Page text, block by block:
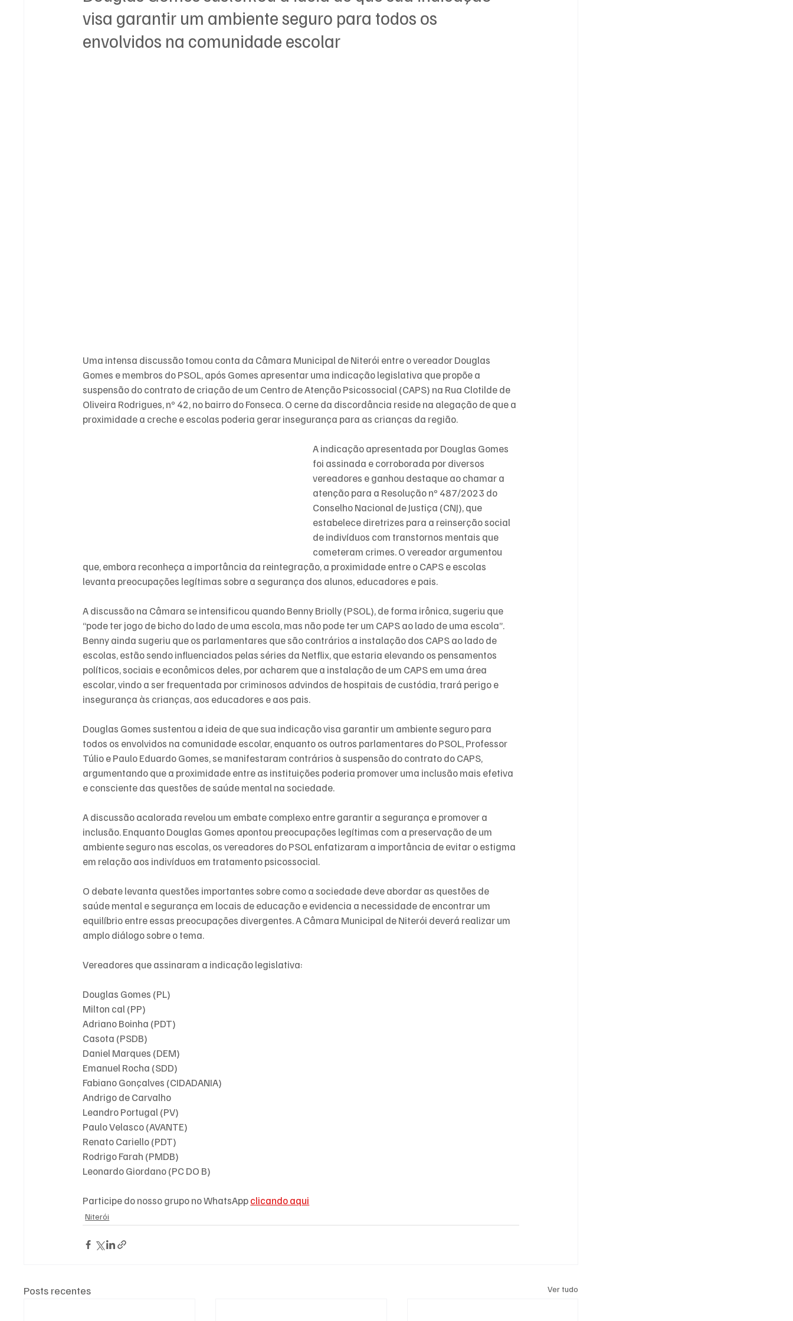
visa garantir um ambiente seguro para todos os
envolvidos na comunidade escolar
Uma intensa discussão tomou conta da Câmara Municipal de Niterói entre o vereador Douglas
Gomes e membros do PSOL, após Gomes apresentar uma indicação legislativa que propõe a
suspensão do contrato de criação de um Centro de Atenção Psicossocial (CAPS) na Rua Clotilde de
Oliveira Rodrigues, nº 42, no bairro do Fonseca. O cerne da discordância reside na alegação de que a
proximidade a creche e escolas poderia gerar insegurança para as crianças da região.
A indicação apresentada por Douglas Gomes
foi assinada e corroborada por diversos
vereadores e ganhou destaque ao chamar a
atenção para a Resolução nº 487/2023 do
Conselho Nacional de Justiça (CNJ), que
estabelece diretrizes para a reinserção social
de indivíduos com transtornos mentais que
cometeram crimes. O vereador argumentou
que, embora reconheça a importância da reintegração, a proximidade entre o CAPS e escolas
levanta preocupações legítimas sobre a segurança dos alunos, educadores e pais.
A discussão na Câmara se intensificou quando Benny Briolly (PSOL), de forma irônica, sugeriu que
“pode ter jogo de bicho do lado de uma escola, mas não pode ter um CAPS ao lado de uma escola”.
Benny ainda sugeriu que os parlamentares que são contrários a instalação dos CAPS ao lado de
escolas, estão sendo influenciados pelas séries da Netflix, que estaria elevando os pensamentos
políticos, sociais e econômicos deles, por acharem que a instalação de um CAPS em uma área
escolar, vindo a ser frequentada por criminosos advindos de hospitais de custódia, trará perigo e
insegurança às crianças, aos educadores e aos pais.
Douglas Gomes sustentou a ideia de que sua indicação visa garantir um ambiente seguro para
todos os envolvidos na comunidade escolar, enquanto os outros parlamentares do PSOL, Professor
Túlio e Paulo Eduardo Gomes, se manifestaram contrários à suspensão do contrato do CAPS,
argumentando que a proximidade entre as instituições poderia promover uma inclusão mais efetiva
e consciente das questões de saúde mental na sociedade.
A discussão acalorada revelou um embate complexo entre garantir a segurança e promover a
inclusão. Enquanto Douglas Gomes apontou preocupações legítimas com a preservação de um
ambiente seguro nas escolas, os vereadores do PSOL enfatizaram a importância de evitar o estigma
em relação aos indivíduos em tratamento psicossocial.
O debate levanta questões importantes sobre como a sociedade deve abordar as questões de
saúde mental e segurança em locais de educação e evidencia a necessidade de encontrar um
equilíbrio entre essas preocupações divergentes. A Câmara Municipal de Niterói deverá realizar um
amplo diálogo sobre o tema.
Vereadores que assinaram a indicação legislativa:
Douglas Gomes (PL)
Milton cal (PP)
Adriano Boinha (PDT)
Casota (PSDB)
Daniel Marques (DEM)
Emanuel Rocha (SDD)
Fabiano Gonçalves (CIDADANIA)
Andrigo de Carvalho
Leandro Portugal (PV)
Paulo Velasco (AVANTE)
Renato Cariello (PDT)
Rodrigo Farah (PMDB)
Leonardo Giordano (PC DO B)
Participe do nosso grupo no WhatsApp clicando aqui
Niterói
Posts recentes Ver tudo